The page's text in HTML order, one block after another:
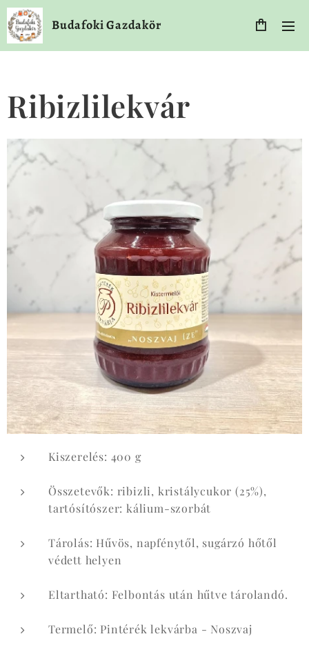
Budafoki Gazdakör
Ribizlilekvár
Kiszerelés: 400 g
Összetevők: ribizli, kristálycukor (25%),
tartósítószer: kálium-szorbát
Tárolás: Hűvös, napfénytől, sugárzó hőtől
védett helyen
Eltartható: Felbontás után hűtve tárolandó.
Termelő: Pintérék lekvárba - Noszvaj